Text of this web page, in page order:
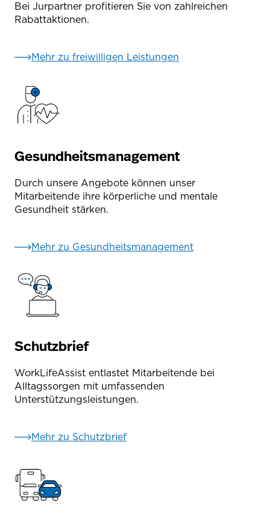
Bei Jurpartner profitieren Sie von zahlreichen
Rabattaktionen.
Mehr zu freiwilligen Leistungen
Gesundheitsmanagement
Durch unsere Angebote können unser
Mitarbeitende ihre körperliche und mentale
Gesundheit stärken.
Mehr zu Gesundheitsmanagement
Schutzbrief
WorkLifeAssist entlastet Mitarbeitende bei
Alltagssorgen mit umfassenden
Unterstützungsleistungen.
Mehr zu Schutzbrief